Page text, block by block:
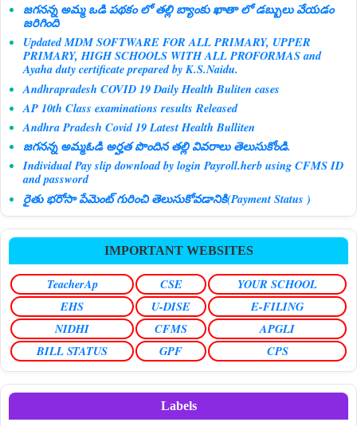
జగనన్న అమ్మ ఒడి పథకం లో తల్లి బ్యాంకు ఖాతా లో డబ్బులు వేయడం
జరిగింది
Updated MDM SOFTWARE FOR ALL PRIMARY, UPPER
PRIMARY, HIGH SCHOOLS WITH ALL PROFORMAS and
Ayaha duty certificate prepared by K.S.Naidu.
Andhrapradesh COVID 19 Daily Health Buliten cases
AP 10th Class examinations results Released
Andhra Pradesh Covid 19 Latest Health Bulliten
జగనన్న అమ్మఓడి అర్హత పొందిన తల్లి వివరాలు తెలుసుకోండి.
Individual Pay slip download by login Payroll.herb using CFMS ID
and password
రైతు భరోసా పేమెంట్ గురించి తెలుసుకోవడానికి(Payment Status )
IMPORTANT WEBSITES
TeacherAp CSE
YOUR SCHOOL
EHS
U-DISE
E-FILING
NIDHI
CFMS
APGLI
BILL STATUS
GPF CPS
Labels